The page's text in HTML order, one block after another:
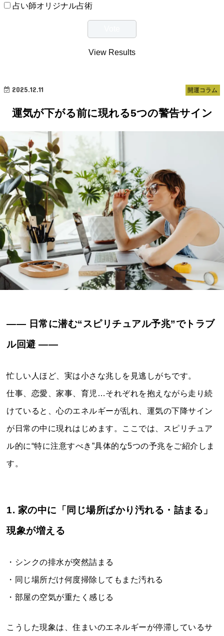
占い師オリジナル占術
View Results
開運コラム
2025.12.11
運気が下がる前に現れる5つの警告サイン
―― 日常に潜む“スピリチュアル予兆”でトラブ
ル回避 ――
忙しい人ほど、実は小さな兆しを見逃しがちです。
仕事、恋愛、家事、育児…それぞれを抱えながら走り続
けていると、心のエネルギーが乱れ、運気の下降サイン
が日常の中に現れはじめます。ここでは、スピリチュア
ル的に“特に注意すべき”具体的な5つの予兆をご紹介しま
す。
1. 家の中に「同じ場所ばかり汚れる・詰まる」
現象が増える
・シンクの排水が突然詰まる
・同じ場所だけ何度掃除してもまた汚れる
・部屋の空気が重たく感じる
こうした現象は、住まいのエネルギーが停滞しているサ